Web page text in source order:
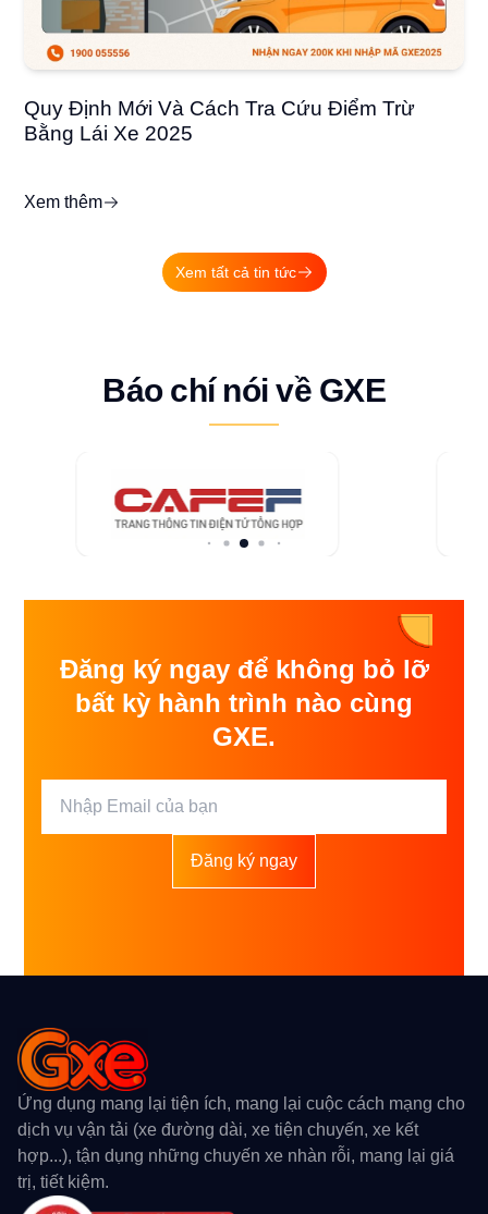
Quy Định Mới Và Cách Tra Cứu Điểm Trừ
Bằng Lái Xe 2025
Xem thêm
Xem tất cả tin tức
Báo chí nói về GXE
Đăng ký ngay để không bỏ lỡ
bất kỳ hành trình nào cùng
GXE.
Đăng ký ngay
Ứng dụng mang lại tiện ích, mang lại cuộc cách mạng cho
dịch vụ vận tải (xe đường dài, xe tiện chuyến, xe kết
hợp...), tận dụng những chuyến xe nhàn rỗi, mang lại giá
trị, tiết kiệm.